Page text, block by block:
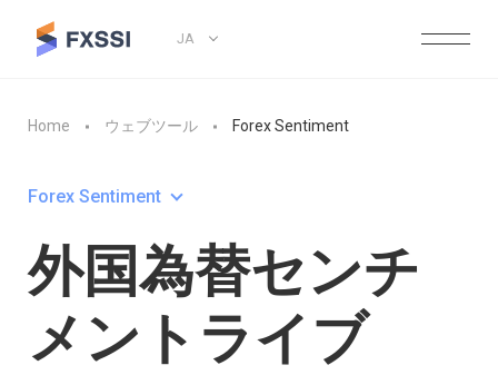
JA
Home ウェブツール Forex Sentiment
Forex Sentiment
外国為替センチ
メントライブ